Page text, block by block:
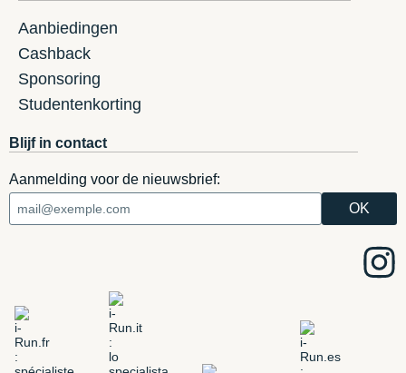
Aanbiedingen
Cashback
Sponsoring
Studentenkorting
Blijf in contact
Aanmelding voor de nieuwsbrief: